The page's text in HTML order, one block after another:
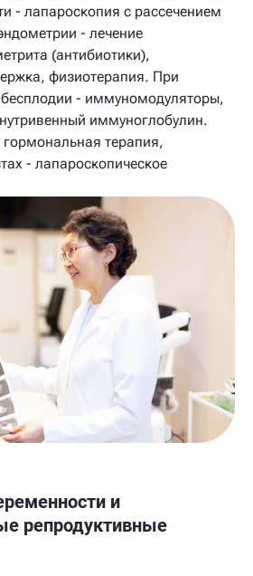
- лапароскопия с рассечением
- лечение
(антибиотики),
физиотерапия. При
- иммуномодуляторы,
иммуноглобулин.
терапия,
- лапароскопическое
и
репродуктивные